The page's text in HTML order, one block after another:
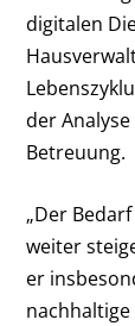
digitalen
der
Betreuung.
„Der
weiter
er